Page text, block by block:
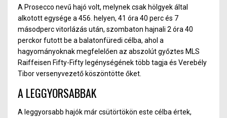
A Prosecco nevű hajó volt, melynek csak hölgyek által
alkotott egysége a 456. helyen, 41 óra 40 perc és 7
másodperc vitorlázás után, szombaton hajnali 2 óra 40
perckor futott be a balatonfüredi célba, ahol a
hagyományoknak megfelelően az abszolút győztes MLS
Raiffeisen Fifty-Fifty legénységének több tagja és Verebély
Tibor versenyvezető köszöntötte őket.
A LEGGYORSABBAK
A leggyorsabb hajók már csütörtökön este célba értek,